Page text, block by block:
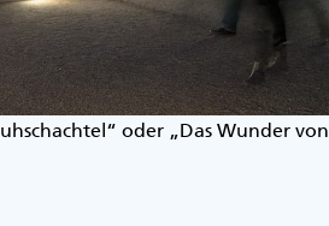
oder „Das Wunder von